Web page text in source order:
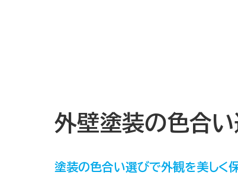
外壁塗装の色合
塗装の色合い選びで外観を美しく